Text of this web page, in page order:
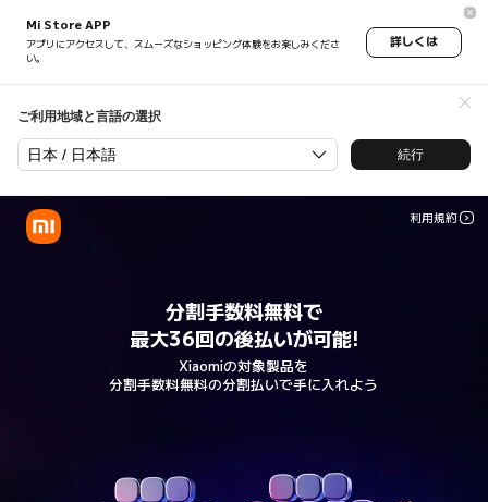
Mi Store APP
アプリにアクセスして、スムーズなショッピング体験をお楽しみくださ
い。
詳しくは
ご利用地域と言語の選択
日本 / 日本語 続行
Installment Payment
利用規約
分割手数料無料で
Xiaomiの対象製品を
分割手数料無料の分割払いで手に入れよう